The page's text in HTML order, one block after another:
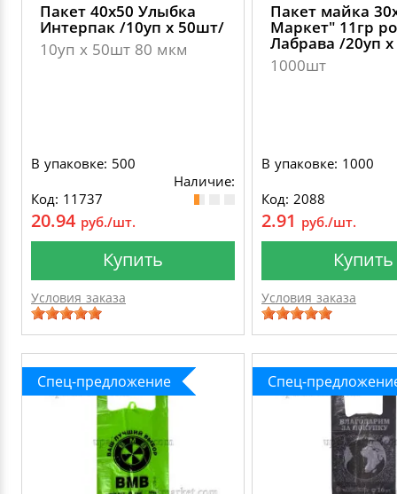
Пакет 40х50 Улыбка
Интерпак /10уп х 50шт/
10уп х 50шт 80 мкм
В упаковке: 500
Наличие:
Код: 11737
20.94 руб./шт.
Купить
Условия заказа
Пакет майка
Маркет" 11гр
Лабрава /20уп
1000шт
В упаковке: 1000
Код: 2088
2.91 руб./шт.
Купить
Условия заказа
Спец-предложение Спец-